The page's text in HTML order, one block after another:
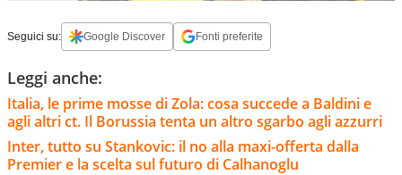
Seguici su: Google Discover Fonti preferite
Leggi anche:
Italia, le prime mosse di Zola: cosa succede a Baldini e
agli altri ct. Il Borussia tenta un altro sgarbo agli azzurri
Inter, tutto su Stankovic: il no alla maxi-offerta dalla
Premier e la scelta sul futuro di Calhanoglu